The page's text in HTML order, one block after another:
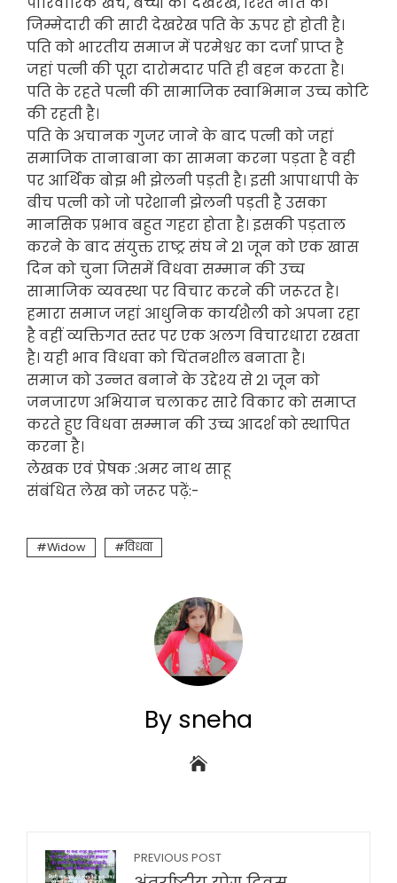
जिम्मेदारी की सारी देखरेख पति के ऊपर हो होती है।
पति को भारतीय समाज में परमेश्वर का दर्जा प्राप्त है
जहां पत्नी की पूरा दारोमदार पति ही बहन करता है।
पति के रहते पत्नी की सामाजिक स्वाभिमान उच्च कोटि
की रहती है।
पति के अचानक गुजर जाने के बाद पत्नी को जहां
समाजिक तानाबाना का सामना करना पड़ता है वही
पर आर्थिक बोझ भी झेलनी पड़ती है। इसी आपाधापी के
बीच पत्नी को जो परेशानी झेलनी पड़ती है उसका
मानसिक प्रभाव बहुत गहरा होता है। इसकी पड़ताल
करने के बाद संयुक्त राष्ट्र संघ ने 21 जून को एक खास
दिन को चुना जिसमें विधवा सम्मान की उच्च
सामाजिक व्यवस्था पर विचार करने की जरूरत है।
हमारा समाज जहां आधुनिक कार्यशैली को अपना रहा
है वहीं व्यक्तिगत स्तर पर एक अलग विचारधारा रखता
है। यही भाव विधवा को चिंतनशील बनाता है।
समाज को उन्नत बनाने के उद्देश्य से 21 जून को
जनजारण अभियान चलाकर सारे विकार को समाप्त
करते हुए विधवा सम्मान की उच्च आदर्श को स्थापित
करना है।
लेखक एवं प्रेषक :अमर नाथ साहू
संबंधित लेख को जरूर पढ़ें:-
Widow विधवा
By sneha
PREVIOUS POST